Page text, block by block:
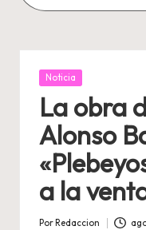
Publicada
Noticia
La obra
Alonso
a la
Por Redaccion